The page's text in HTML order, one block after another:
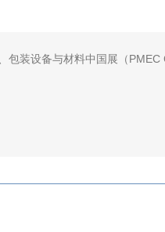
包装设备与材料中国展（PMEC